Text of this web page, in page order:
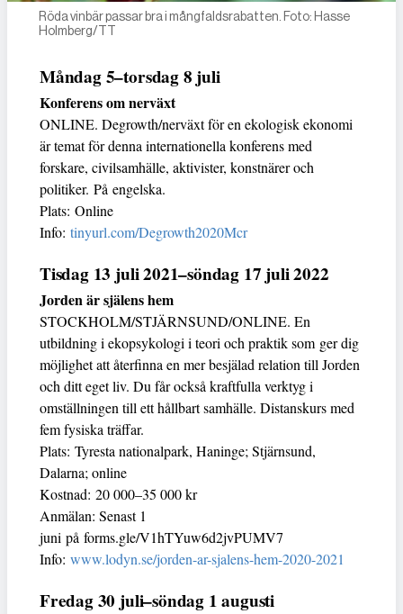
Röda vinbär passar bra i mångfaldsrabatten. Foto: Hasse
Holmberg/TT
Måndag 5–torsdag 8 juli
Konferens om nerväxt
ONLINE. Degrowth/nerväxt för en ekologisk ekonomi
är temat för denna internationella konferens med
forskare, civilsamhälle, aktivister, konstnärer och
politiker. På engelska.
Plats: Online
Info: tinyurl.com/Degrowth2020Mcr
Tisdag 13 juli 2021–söndag 17 juli 2022
Jorden är själens hem
STOCKHOLM/STJÄRNSUND/ONLINE. En
utbildning i ekopsykologi i teori och praktik som ger dig
möjlighet att återfinna en mer besjälad relation till Jorden
och ditt eget liv. Du får också kraftfulla verktyg i
omställningen till ett hållbart samhälle. Distanskurs med
fem fysiska träffar.
Plats: Tyresta nationalpark, Haninge; Stjärnsund,
Dalarna; online
Kostnad: 20 000–35 000 kr
Anmälan: Senast 1
juni på forms.gle/V1hTYuw6d2jvPUMV7
Info: www.lodyn.se/jorden-ar-sjalens-hem-2020-2021
Fredag 30 juli–söndag 1 augusti